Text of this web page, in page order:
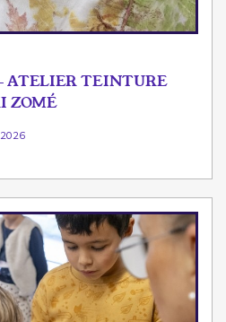
ATELIER TEINTURE
ZOMÉ